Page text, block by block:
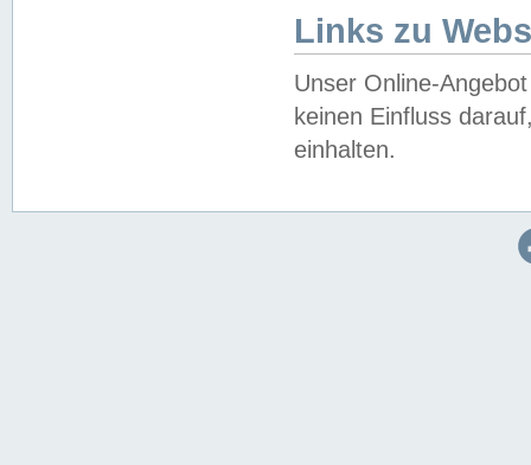
Links zu
Unser Online-
keinen Einfluss
einhalten.